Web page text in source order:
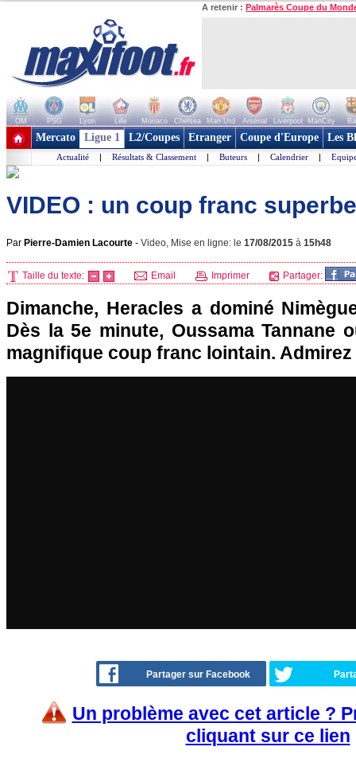
A retenir : Palmarès Coupe du
OM PSG Lyon Lille Monaco Chelsea Man Utd Arsenal Liverpool ManCity
+ de clubs
Mercato Ligue 1 L2/Coupes Etranger Coupe d'Europe Les
Actualité | Résultats & Classement | Buteurs | Calendrier |
VIDEO : un coup franc
Par Pierre-Damien Lacourte - Video, Mise en ligne: le 17/08/2015 à 15h48
Taille du texte: Email Imprimer Partager:
Dimanche, Heracles a dominé
Dès la 5e minute, Oussama Tannane
magnifique coup franc lointain. Admirez
Partager sur Facebook
Un problème avec cet article ?
cliquant sur ce lien